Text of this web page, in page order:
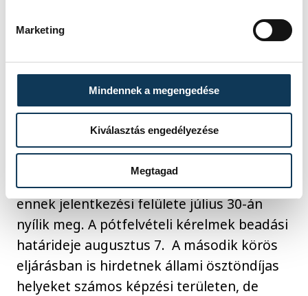
Marketing
Mindennek a megengedése
Kiválasztás engedélyezése
Megtagad
tanulók száma is, az idén minden ötödik
felvételiző 82 éves, aki mérnök-
informatikusként kezdi meg tanulmányait
a Neumann János Egyetemen.
Aki nem jelentkezett, vagy nem vették fel
sehová, az pótfelvételin még bejuthat,
ennek jelentkezési felülete július 30-án
nyílik meg. A pótfelvételi kérelmek beadási
határideje augusztus 7. A második körös
eljárásban is hirdetnek állami ösztöndíjas
helyeket számos képzési területen, de